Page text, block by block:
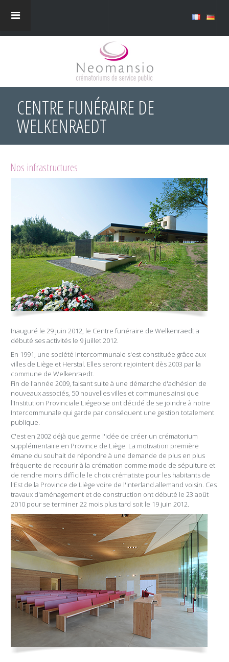
CENTRE FUNÉRAIRE DE
WELKENRAEDT
Nos infrastructures
Inauguré le 29 juin 2012, le Centre funéraire de Welkenraedt a
débuté ses activités le 9 juillet 2012.
En 1991, une société intercommunale s'est constituée grâce aux
villes de Liège et Herstal. Elles seront rejointent dès 2003 par la
commune de Welkenraedt.
Fin de l'année 2009, faisant suite à une démarche d'adhésion de
nouveaux associés, 50 nouvelles villes et communes ainsi que
l'Institution Provinciale Liégeoise ont décidé de se joindre à notre
Intercommunale qui garde par conséquent une gestion totalement
publique.
C'est en 2002 déjà que germe l'idée de créer un crématorium
supplémentaire en Province de Liège. La motivation première
émane du souhait de répondre à une demande de plus en plus
fréquente de recourir à la crémation comme mode de sépulture et
de rendre moins difficile le choix crématiste pour les habitants de
l'Est de la Province de Liège voire de l'interland allemand voisin. Ces
travaux d'aménagement et de construction ont débuté le 23 août
2010 pour se terminer 22 mois plus tard soit le 19 juin 2012.